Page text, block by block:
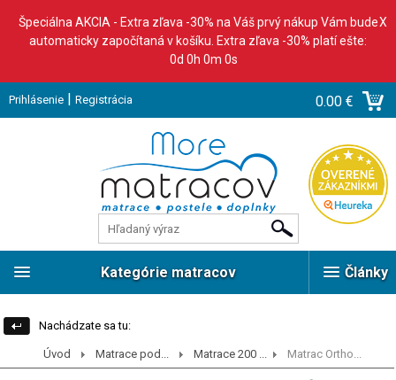
Špeciálna AKCIA - Extra zľava -30% na Váš prvý nákup Vám bude
automaticky započítaná v košíku. Extra zľava -30% platí ešte:
0d 0h 0m 0s
X
Prihlásenie | Registrácia 0.00 €
Články
Kategórie matracov
Nachádzate sa tu:
Úvod Matrace pod... Matrace 200 ... Matrac Ortho...